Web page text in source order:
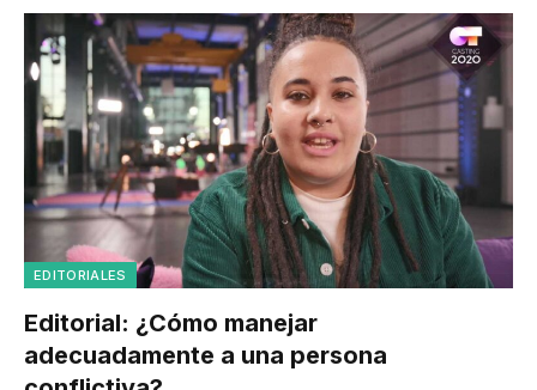
EDITORIALES
Editorial: ¿Cómo manejar
adecuadamente a una persona